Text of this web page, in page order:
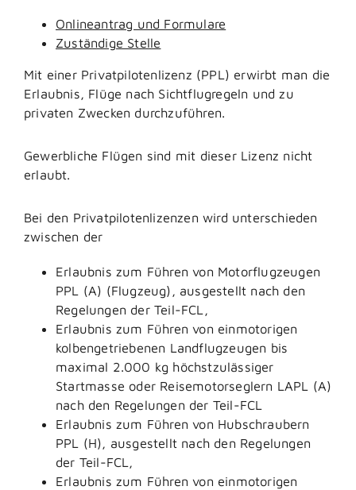
Onlineantrag und Formulare
Zuständige Stelle
Mit einer Privatpilotenlizenz (PPL) erwirbt man die
Erlaubnis, Flüge nach Sichtflugregeln und zu
privaten Zwecken durchzuführen.
Gewerbliche Flügen sind mit dieser Lizenz nicht
erlaubt.
Bei den Privatpilotenlizenzen wird unterschieden
zwischen der
Erlaubnis zum Führen von Motorflugzeugen
PPL (A) (Flugzeug), ausgestellt nach den
Regelungen der Teil-FCL,
Erlaubnis zum Führen von einmotorigen
kolbengetriebenen Landflugzeugen bis
maximal 2.000 kg höchstzulässiger
Startmasse oder Reisemotorseglern LAPL (A)
nach den Regelungen der Teil-FCL
Erlaubnis zum Führen von Hubschraubern
PPL (H), ausgestellt nach den Regelungen
der Teil-FCL,
Erlaubnis zum Führen von einmotorigen